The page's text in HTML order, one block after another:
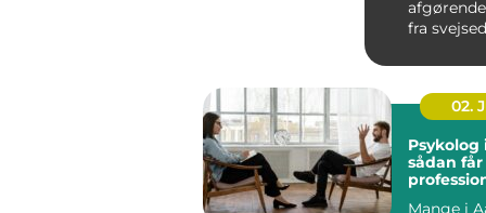
fra
02.
Psykolog
sådan
Mange i